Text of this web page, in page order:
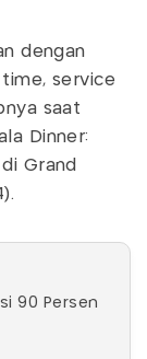
dengan
service
saat
Dinner:
Grand
90 Persen